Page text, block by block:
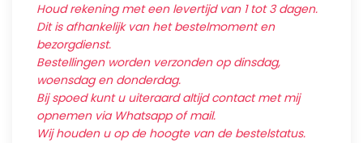
Houd rekening met een levertijd van 1 tot 3 dagen.
Dit is afhankelijk van het bestelmoment en
bezorgdienst.
Bestellingen worden verzonden op dinsdag,
woensdag en donderdag.
Bij spoed kunt u uiteraard altijd contact met mij
opnemen via Whatsapp of mail.
Wij houden u op de hoogte van de bestelstatus.